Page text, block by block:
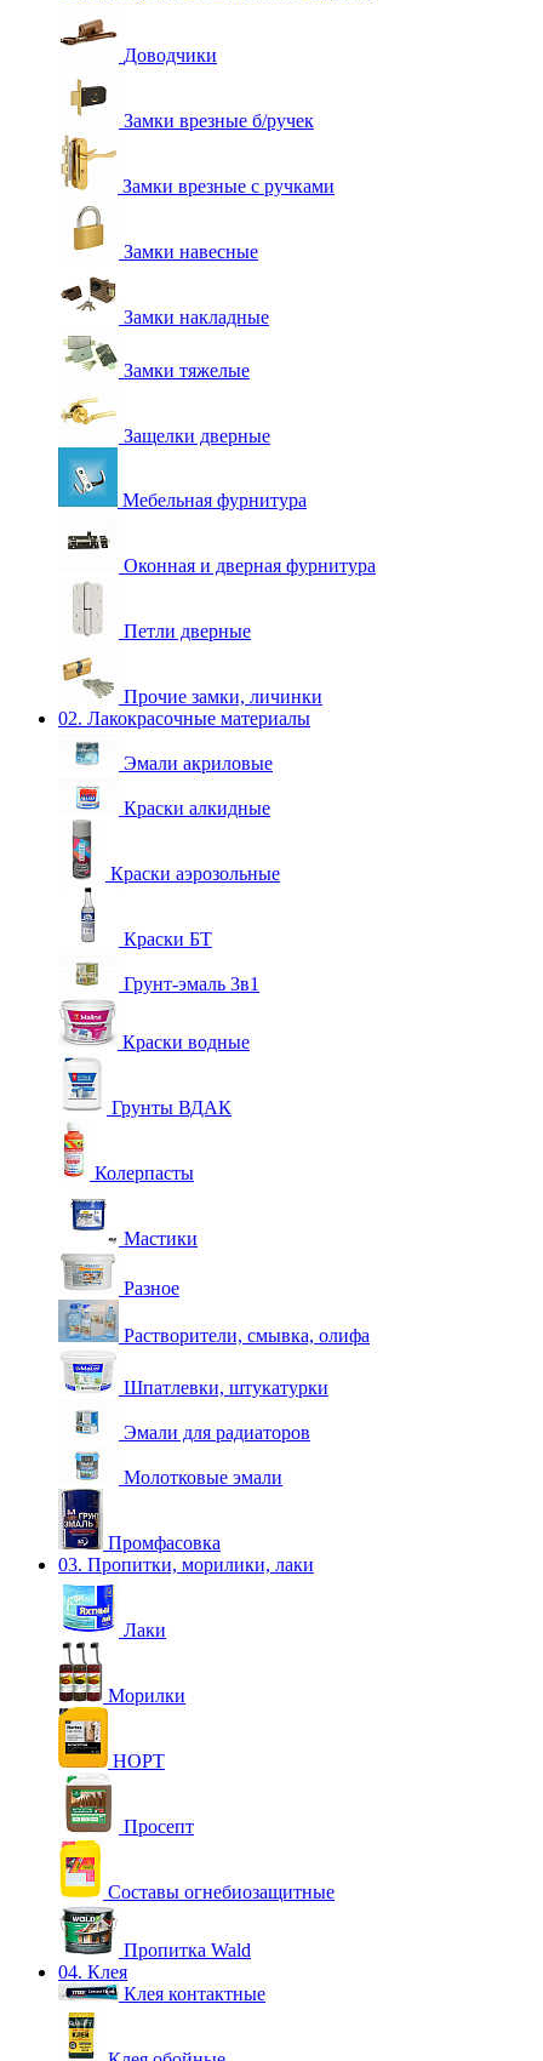
Доводчики
Замки врезные б/ручек
Замки врезные с ручками
Замки навесные
Замки накладные
Замки тяжелые
Защелки дверные
Мебельная фурнитура
Оконная и дверная фурнитура
Петли дверные
Прочие замки, личинки
02. Лакокрасочные материалы
Эмали акриловые
Краски алкидные
Краски аэрозольные
Краски БТ
Грунт-эмаль 3в1
Краски водные
Грунты ВДАК
Колерпасты
Мастики
Разное
Растворители, смывка, олифа
Шпатлевки, штукатурки
Эмали для радиаторов
Молотковые эмали
Промфасовка
03. Пропитки, морилики, лаки
Лаки
Морилки
НОРТ
Просепт
Составы огнебиозащитные
Пропитка Wald
04. Клея
Клея контактные